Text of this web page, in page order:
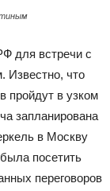
для встречи с
Известно, что
пройдут в узком
запланирована
в Москву
посетить
переговоров